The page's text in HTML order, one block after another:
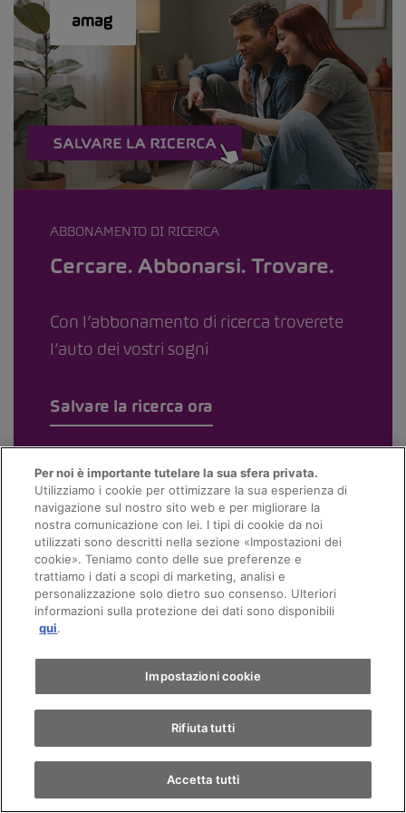
ABBONAMENTO DI RICERCA
Cercare. Abbonarsi. Trovare.
Con l’abbonamento di ricerca troverete
l’auto dei vostri sogni
Salvare la ricerca ora
Per noi è importante tutelare la sua sfera privata.
Utilizziamo i cookie per ottimizzare la sua esperienza di
navigazione sul nostro sito web e per migliorare la
nostra comunicazione con lei. I tipi di cookie da noi
utilizzati sono descritti nella sezione «Impostazioni dei
cookie». Teniamo conto delle sue preferenze e
trattiamo i dati a scopi di marketing, analisi e
personalizzazione solo dietro suo consenso. Ulteriori
informazioni sulla protezione dei dati sono disponibili
qui.
Impostazioni cookie
Rifiuta tutti
Accetta tutti